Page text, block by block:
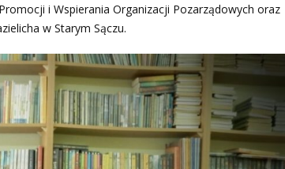
i Wspierania Organizacji Pozarządowych oraz
w Starym Sączu.